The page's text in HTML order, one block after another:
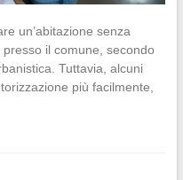
un’abitazione senza
il comune, secondo
Tuttavia, alcuni
più facilmente,